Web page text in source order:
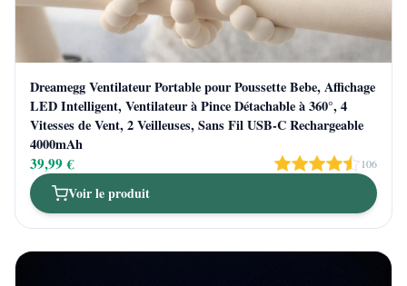
Dreamegg Ventilateur Portable pour Poussette Bebe, Affichage
LED Intelligent, Ventilateur à Pince Détachable à 360°, 4
Vitesses de Vent, 2 Veilleuses, Sans Fil USB-C Rechargeable
4000mAh
39,99 € 106
Voir le produit